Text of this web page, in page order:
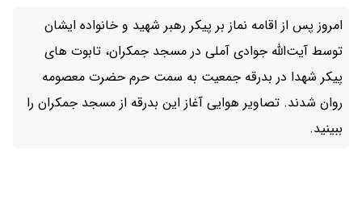
امروز پس از اقامه نماز بر پیکر رهبر شهید و خانواده ایشان
توسط آیت‌الله جوادی آملی در مسجد جمکران، تابوت های
پیکر شهدا در بدرقه جمعیت به سمت حرم حضرت معصومه
روان شدند. تصاویر هوایی آغاز این بدرقه از مسجد جمکران را
ببینید.